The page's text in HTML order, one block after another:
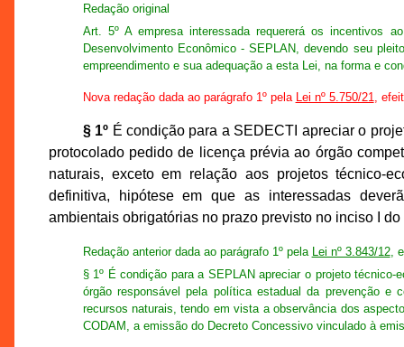
Redação original
Art. 5º A empresa interessada requererá os incentivos
Desenvolvimento Econômico - SEPLAN, devendo seu
empreendimento e sua adequação a esta Lei, na forma e
Nova redação dada ao parágrafo 1º pela Lei nº 5.750/21,
§ 1º É condição para a SEDECTI apreciar o
protocolado pedido de licença prévia ao órgão
naturais, exceto em relação aos projetos técnico-
definitiva, hipótese em que as interessadas
ambientais obrigatórias no prazo previsto no inciso I do
Redação anterior dada ao parágrafo 1º pela Lei nº 3.843/12,
§ 1º É condição para a SEPLAN apreciar o projeto
órgão responsável pela política estadual da prevenção e
recursos naturais, tendo em vista a observância dos
CODAM, a emissão do Decreto Concessivo vinculado à